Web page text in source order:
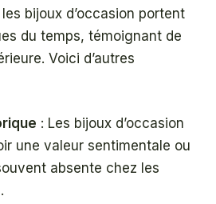
bijoux d’occasion portent
du temps, témoignant de
Voici d’autres
: Les bijoux d’occasion
une valeur sentimentale ou
absente chez les